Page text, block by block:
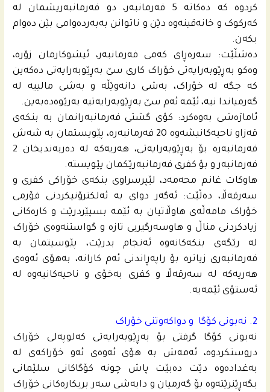
کردوە کە ده‌كاته‌ 5 فەرمانبەر، دو فەرمانبەریشمان لە
کەرکوک و خانەقینەوە دێن و ناتوانن بەبەردەوامی بێن دەوام
بکەن.
دەشڵێت: سەرەڕای کەمی فەرمانبەر، ئیشوکارمان زۆرە،
وەکو بەڕێوبەرایەتی خۆراک کاری سێ بەڕێوبەرایەتی دەکەین
کە جگە لە خۆراک، بەشی دانەوێڵە و بەشی مالییە لە
گەرمیاندا نیە، ئێمە ئەم سێ بەڕێوبەرایەتیە بەرێوەدەبەین.
ئاماژەشی بەوەکرد: کۆی گشتی فەرمانبەرانمان بە بنکەی
قەزاو ناحیەکانیشەوە 20 فەرمانبەرە، پێویستمان بە شەش
فەرمانبەرە بۆ بەڕێوبەرایەتی، هەریەکە لە دەربەندیخان 2
فەرمانبەر و بۆ کفری فەرمانبەرێکمان پێویستە.
هاوکات غانم محه‌مه‌د، لێپرسراوی بنکەی خۆراکی کفری و
سەرقەڵا، دەڵێت: ئەگەر دوای بە ئەلکترۆنیکردنی فۆرمی
خۆراک مامەڵەی هاوڵاتیان بە ئێمە بسپێردرێت و کارەکانی
زیادکردنی مناڵ و هاوسەرگیریی تازە و گواستنەوەی خۆراک
لە رێگەی بنکەکانەوە ئەنجام بدرێت، پێوسیتمان بە
فەرمانبەری زیاترە بۆ راپەڕاندنی ئەم کارانە، بەهۆی ئەوەی
هەریەکە لە سەرقەڵا و کفری بەخۆی و ناحیەکانیەوە لە
ئەستۆی ئێمەیە.
2. نەبونی کۆگا و دواکەوتنی خۆراک
نەبونی کۆگا گرفتی بۆ بەڕێوبەرایەتی کەلوپەلی خۆراک
دروستکردوە، ئەمەش بە هۆی ئەوەی ئەو خۆراکەی لە
بەغدادەوە دێت دەبێت پاش چونە کۆگاکانی سلێمانی
بگەڕێنرێتەوە بۆ گەرمیان و دابەشی سەر بریکارەکانی خۆراک